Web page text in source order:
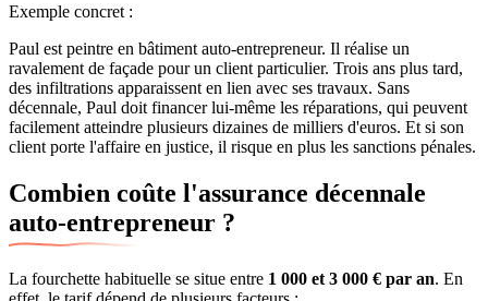
Exemple concret :
Paul est peintre en bâtiment auto-entrepreneur. Il réalise un
ravalement de façade pour un client particulier. Trois ans plus tard,
des infiltrations apparaissent en lien avec ses travaux. Sans
décennale, Paul doit financer lui-même les réparations, qui peuvent
facilement atteindre plusieurs dizaines de milliers d'euros. Et si son
client porte l'affaire en justice, il risque en plus les sanctions pénales.
Combien coûte l'assurance décennale
auto-entrepreneur ?
La fourchette habituelle se situe entre 1 000 et 3 000 € par an. En